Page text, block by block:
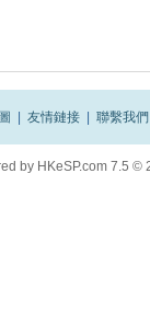
友情鏈接 聯繫我們
by HKeSP.com 7.5 ©